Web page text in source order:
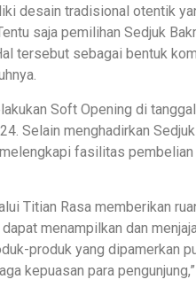
desain tradisional otentik
saja pemilihan Sedjuk
tersebut sebagai bentuk
Soft Opening di
Selain menghadirkan
fasilitas
Titian Rasa memberikan
menampilkan dan
produk yang dipamerkan
kepuasan para